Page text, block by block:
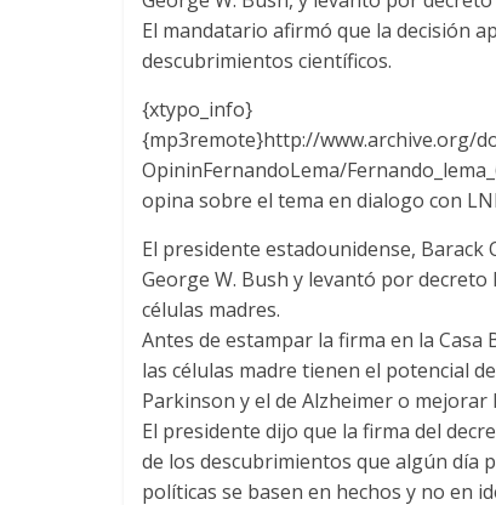
El mandatario afirmó que la decisión
descubrimientos científicos.
{xtypo_info}
{mp3remote}http://www.archive.org/
OpininFernandoLema/
opina sobre el tema en dialogo con
El presidente estadounidense,
George W. Bush y levantó por
células madres.
Antes de estampar la firma en la Casa
las células madre tienen el potencial
Parkinson y el de Alzheimer o mejorar
El presidente dijo que la firma del
de los descubrimientos que algún día
políticas se basen en hechos y no en